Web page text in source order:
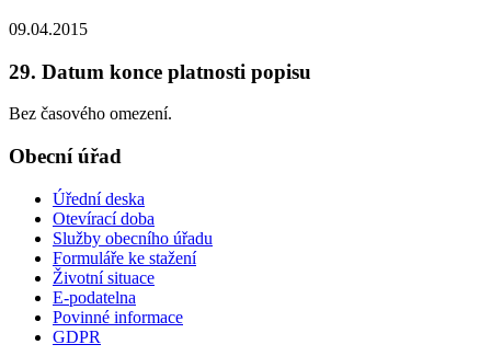
09.04.2015
29. Datum konce platnosti popisu
Bez časového omezení.
Obecní úřad
Úřední deska
Otevírací doba
Služby obecního úřadu
Formuláře ke stažení
Životní situace
E-podatelna
Povinné informace
GDPR